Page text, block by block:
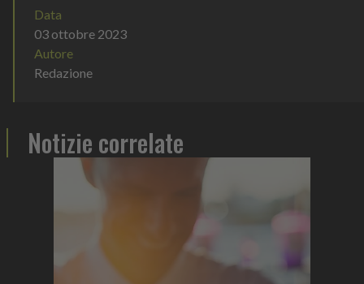
Data
03 ottobre 2023
Autore
Redazione
Notizie correlate